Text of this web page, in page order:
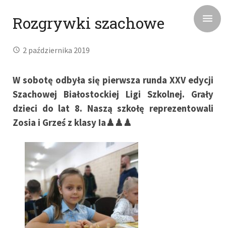
Rozgrywki szachowe
2 października 2019
W sobotę odbyła się pierwsza runda XXV edycji
Szachowej Białostockiej Ligi Szkolnej. Grały
dzieci do lat 8. Naszą szkołę reprezentowali
Zosia i Grześ z klasy Ia♟♟♟